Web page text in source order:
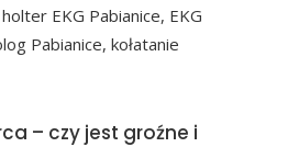
– czy jest groźne i